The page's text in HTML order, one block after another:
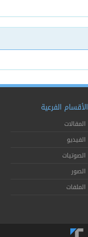
الأقسام الفرعية
المقالات
الفيديو
الصوتيات
الصور
الملفات